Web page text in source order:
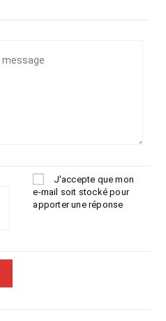
J'accepte que mon
e-mail soit stocké pour
apporter une réponse